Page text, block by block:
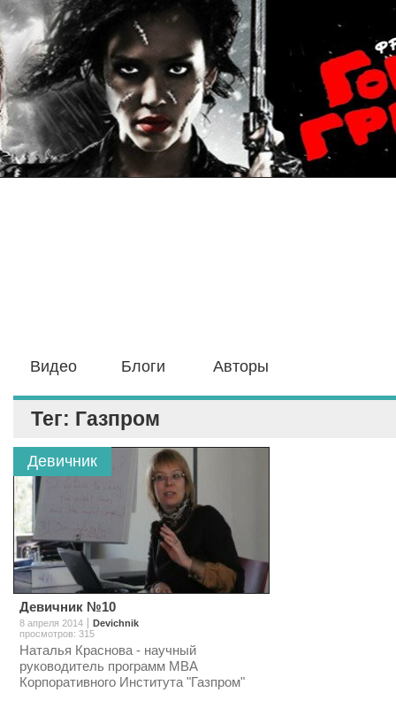
Видео Блоги Авторы
Тег: Газпром
Девичник
Девичник №10
8 апреля 2014
Devichnik
просмотров: 315
Наталья Краснова - научный
руководитель программ МВА
Корпоративного Института "Газпром"